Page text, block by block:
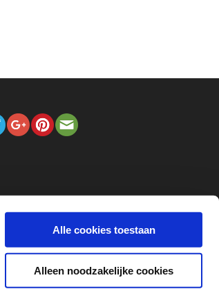
Alle cookies toestaan
Alleen noodzakelijke cookies